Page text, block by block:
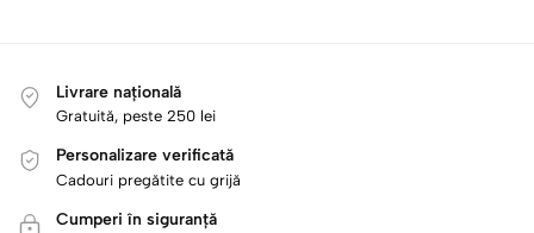
Livrare națională
Gratuită, peste 250 lei
Personalizare verificată
Cadouri pregătite cu grijă
Cumperi în siguranță